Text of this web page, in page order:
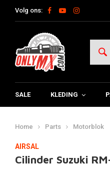
Volg ons:
SALE KLEDING
Home Parts Motorblok
AIRSAL
Cilinder Suzuki